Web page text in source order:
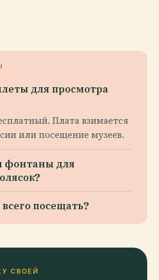
для просмотра
Плата взимается
или посещение музеев.
фонтаны для
посещать?
СВОЕЙ